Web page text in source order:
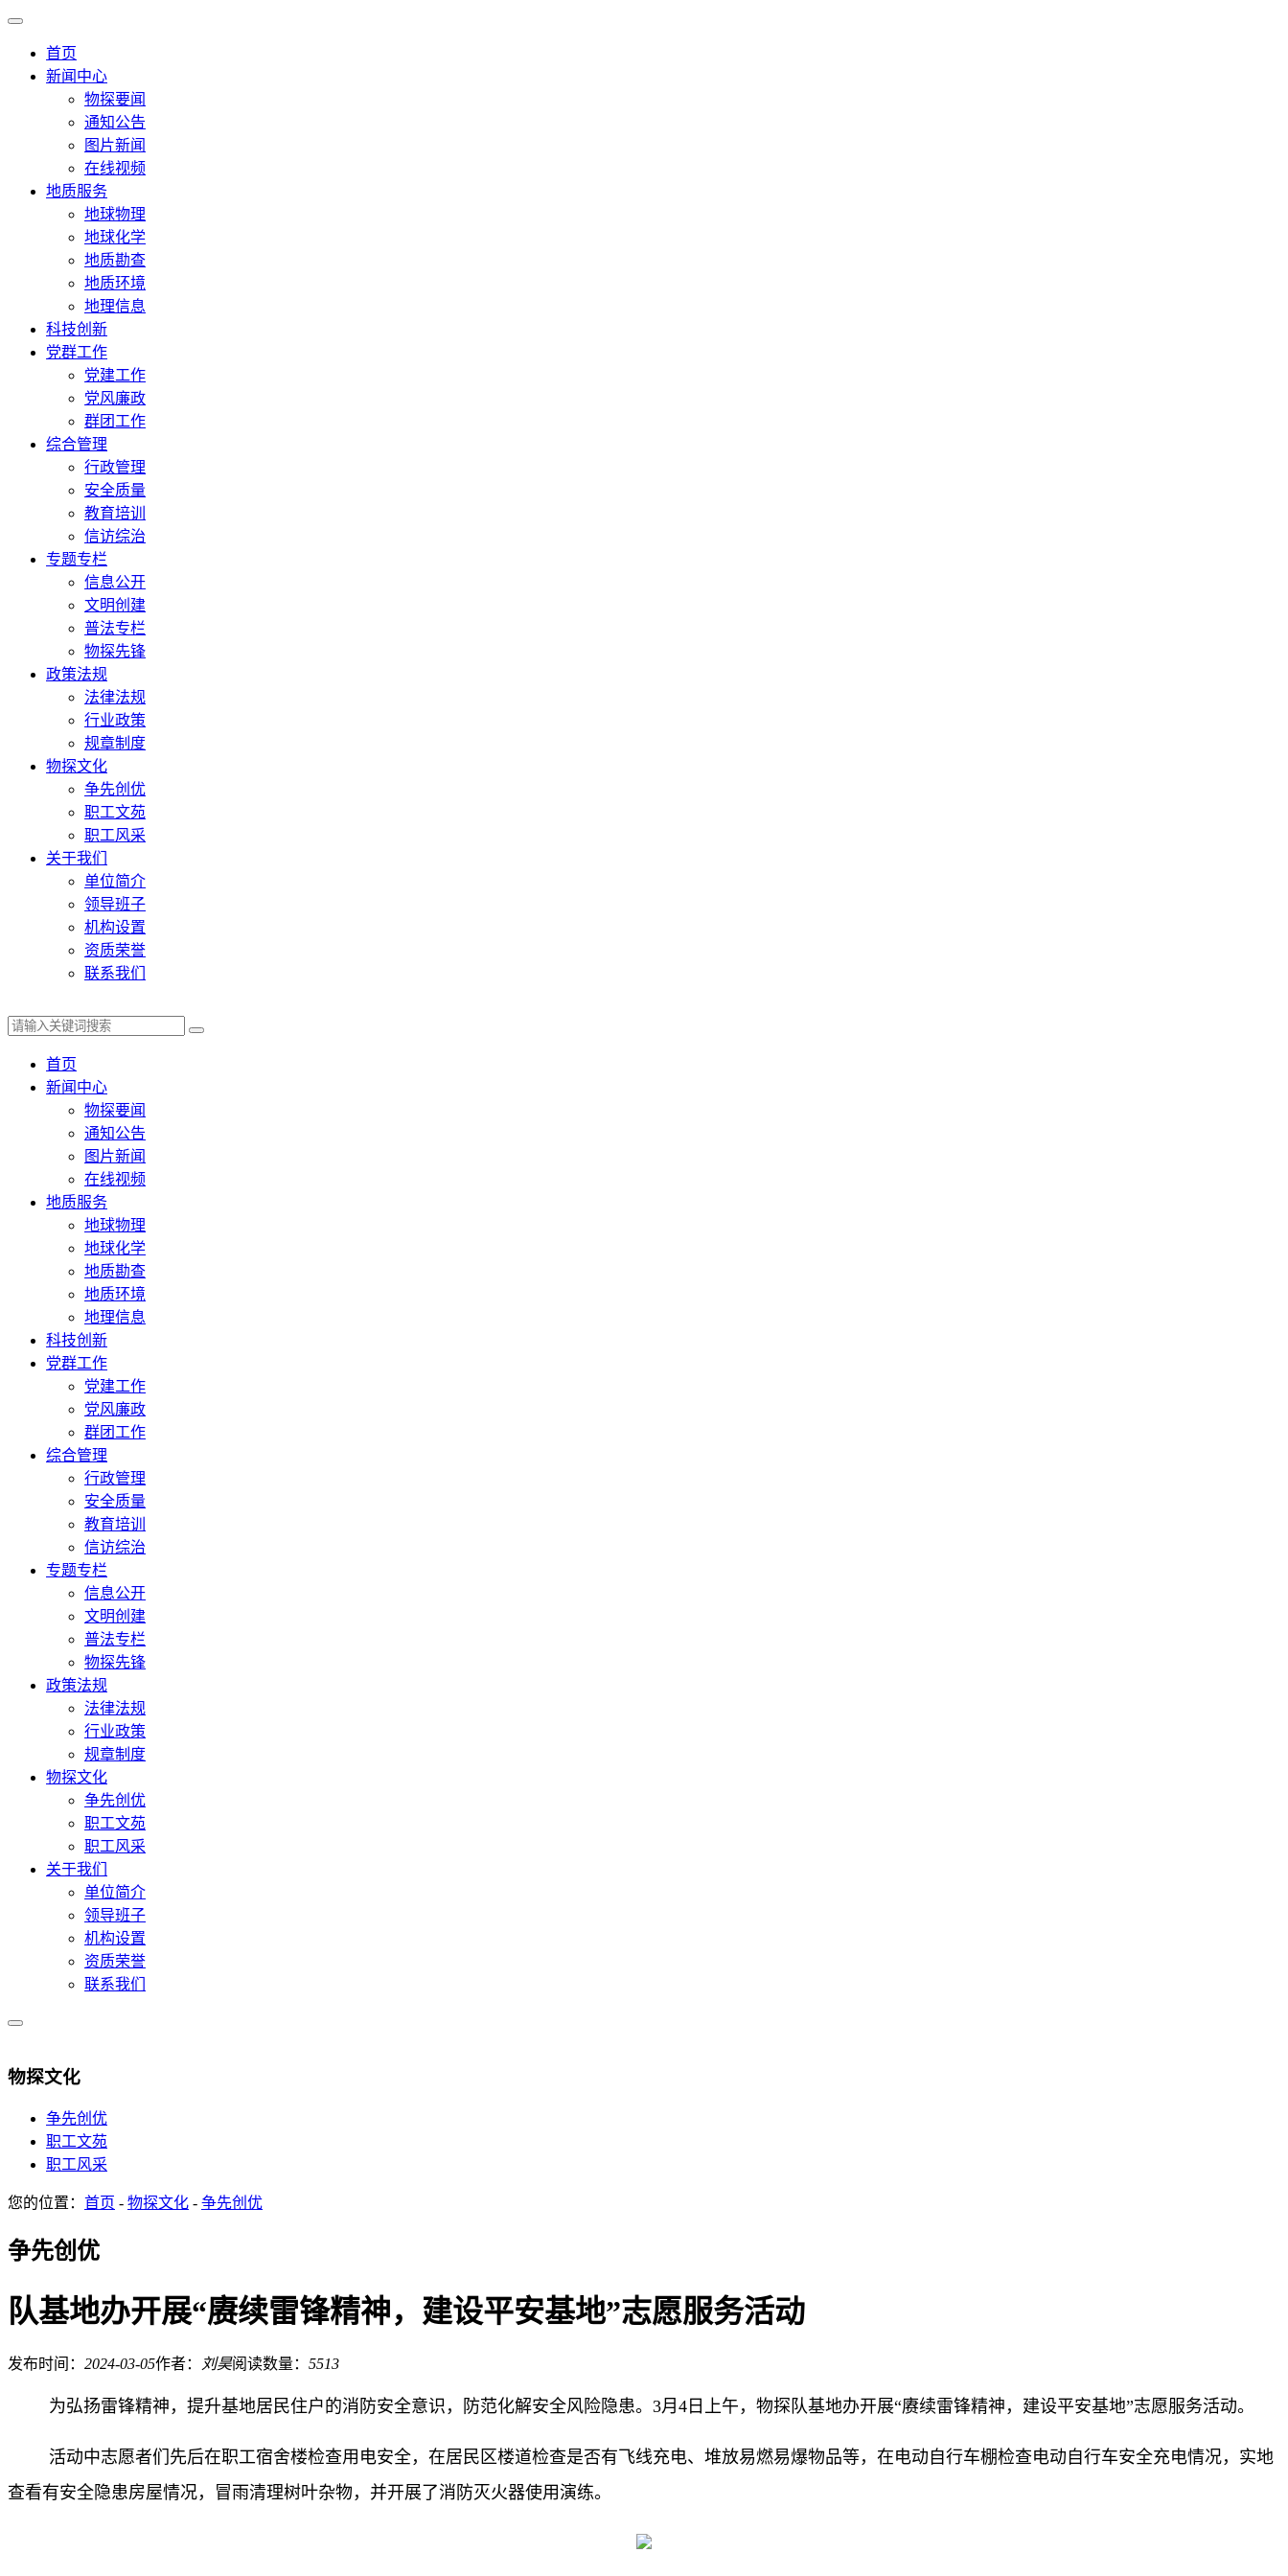
首页
新闻中心
物探要闻
通知公告
图片新闻
在线视频
地质服务
地球物理
地球化学
地质勘查
地质环境
地理信息
科技创新
党群工作
党建工作
党风廉政
群团工作
综合管理
行政管理
安全质量
教育培训
信访综治
专题专栏
信息公开
文明创建
普法专栏
物探先锋
政策法规
法律法规
行业政策
规章制度
物探文化
争先创优
职工文苑
职工风采
关于我们
单位简介
领导班子
机构设置
资质荣誉
联系我们
首页
新闻中心
物探要闻
通知公告
图片新闻
在线视频
地质服务
地球物理
地球化学
地质勘查
地质环境
地理信息
科技创新
党群工作
党建工作
党风廉政
群团工作
综合管理
行政管理
安全质量
教育培训
信访综治
专题专栏
信息公开
文明创建
普法专栏
物探先锋
政策法规
法律法规
行业政策
规章制度
物探文化
争先创优
职工文苑
职工风采
关于我们
单位简介
领导班子
机构设置
资质荣誉
联系我们
物探文化
争先创优
职工文苑
职工风采
您的位置： 首页 - 物探文化 - 争先创优
争先创优
队基地办开展“赓续雷锋精神，建设平安基地”志愿服务活动
发布时间： 2024-03-05作者： 刘昊阅读数量： 5513
为弘扬雷锋精神，提升基地居民住户的消防安全意识，防范化解安全风险隐患。3月4日上午，物探队基地办开展“赓续雷锋精神，建设平安基地”志愿服务活动。
活动中志愿者们先后在职工宿舍楼检查用电安全，在居民区楼道检查是否有飞线充电、堆放易燃易爆物品等，在电动自行车棚检查电动自行车安全充电情况，实地
查看有安全隐患房屋情况，冒雨清理树叶杂物，并开展了消防灭火器使用演练。